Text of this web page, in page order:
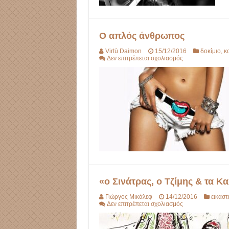
Ο απλός άνθρωπος
Virtù Daimon 15/12/2016 δοκίμιο,
Δεν επιτρέπεται σχολιασμόςστο
άνθρωπος
«ο Σινάτρας, ο Τζίμης & τα
Γιώργος Μικάλεφ 14/12/2016
Δεν επιτρέπεται σχολιασμόςστο
Σινάτρας,
ο